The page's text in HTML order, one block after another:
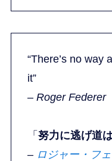
“There’s no way
it”
–Roger Federer
「努力に逃げ道
– ロジャー・フ